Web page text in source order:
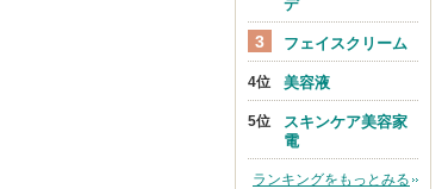
デ
フェイスクリーム
美容液
スキンケア美容家
電
ランキングをもっとみる